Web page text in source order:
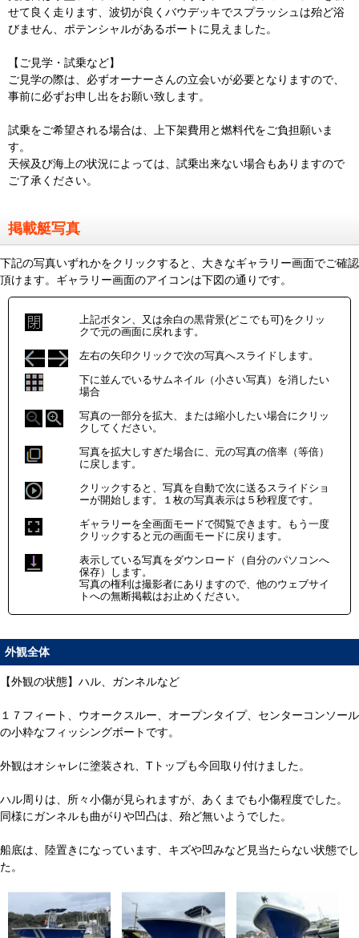
せて良く走ります、波切が良くバウデッキでスプラッシュは殆ど浴
びません、ポテンシャルがあるボートに見えました。
【ご見学・試乗など】
ご見学の際は、必ずオーナーさんの立会いが必要となりますので、
事前に必ずお申し出をお願い致します。
試乗をご希望される場合は、上下架費用と燃料代をご負担願いま
す。
天候及び海上の状況によっては、試乗出来ない場合もありますので
ご了承ください。
掲載艇写真
下記の写真いずれかをクリックすると、大きなギャラリー画面でご確認
頂けます。ギャラリー画面のアイコンは下図の通りです。
上記ボタン、又は余白の黒背景(どこでも可)をクリッ
クで元の画面に戻れます。
左右の矢印クリックで次の写真へスライドします。
下に並んでいるサムネイル（小さい写真）を消したい
場合
写真の一部分を拡大、または縮小したい場合にクリッ
クしてください。
写真を拡大しすぎた場合に、元の写真の倍率（等倍）
に戻します。
クリックすると、写真を自動で次に送るスライドショ
ーが開始します。１枚の写真表示は５秒程度です。
ギャラリーを全画面モードで閲覧できます。もう一度
クリックすると元の画面モードに戻ります。
表示している写真をダウンロード（自分のパソコンへ
保存）します。
写真の権利は撮影者にありますので、他のウェブサイ
トへの無断掲載はお止めください。
外観全体
【外観の状態】ハル、ガンネルなど
１７フィート、ウオークスルー、オープンタイプ、センターコンソール
の小粋なフィッシングボートです。
外観はオシャレに塗装され、Tトップも今回取り付けました。
ハル周りは、所々小傷が見られますが、あくまでも小傷程度でした。
同様にガンネルも曲がりや凹凸は、殆ど無いようでした。
船底は、陸置きになっています、キズや凹みなど見当たらない状態でし
た。